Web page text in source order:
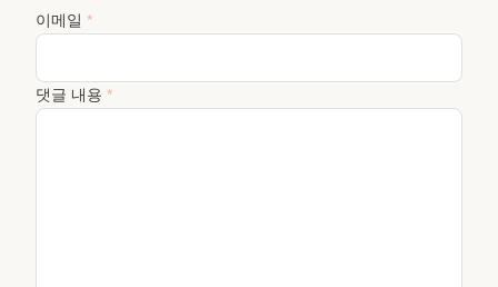
이메일 *
댓글 내용 *